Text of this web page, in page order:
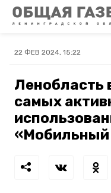
22 ФЕВ 2024, 15:22
Ленобласть
самых
«Мобильный